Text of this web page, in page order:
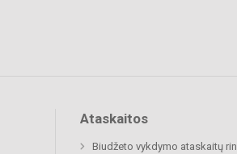
Ataskaitos
Biudžeto vykdymo ataskaitų